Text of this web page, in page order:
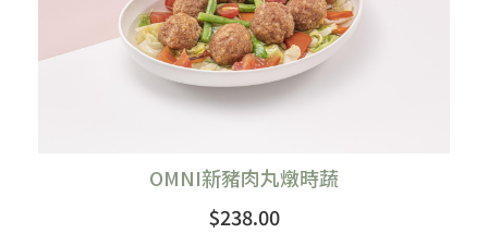
OMNI新豬肉丸燉時蔬
$238.00